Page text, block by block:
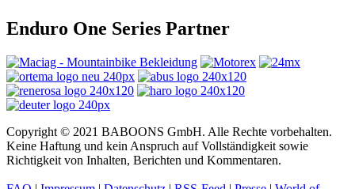
Enduro One Series Partner
Copyright © 2021 BABOONS GmbH. Alle Rechte vorbehalten.
Keine Haftung und kein Anspruch auf Vollständigkeit sowie
Richtigkeit von Inhalten, Berichten und Kommentaren.